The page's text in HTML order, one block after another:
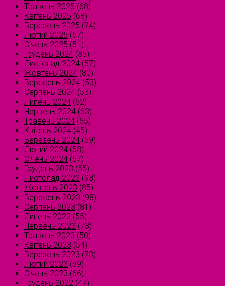
Травень 2025 (68)
Квітень 2025 (68)
Березень 2025 (74)
Лютий 2025 (67)
Січень 2025 (51)
Грудень 2024 (35)
Листопад 2024 (57)
Жовтень 2024 (80)
Вересень 2024 (53)
Серпень 2024 (53)
Липень 2024 (52)
Червень 2024 (63)
Травень 2024 (55)
Квітень 2024 (45)
Березень 2024 (59)
Лютий 2024 (58)
Січень 2024 (57)
Грудень 2023 (55)
Листопад 2023 (93)
Жовтень 2023 (85)
Вересень 2023 (98)
Серпень 2023 (81)
Липень 2023 (55)
Червень 2023 (73)
Травень 2023 (50)
Квітень 2023 (54)
Березень 2023 (73)
Лютий 2023 (69)
Січень 2023 (66)
Грудень 2022 (47)